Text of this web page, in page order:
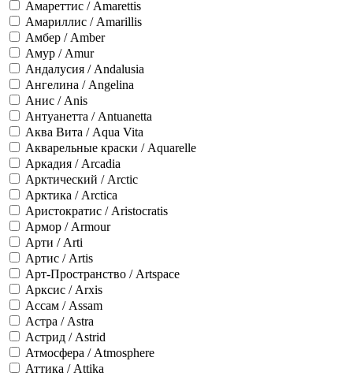
Амареттис / Amarettis
Амариллис / Amarillis
Амбер / Amber
Амур / Amur
Андалусия / Andalusia
Ангелина / Angelina
Анис / Anis
Антуанетта / Antuanetta
Аква Вита / Aqua Vita
Акварельные краски / Aquarelle
Аркадия / Arcadia
Арктический / Arctic
Арктика / Arctica
Аристократис / Aristocratis
Армор / Armour
Арти / Arti
Артис / Artis
Арт-Пространство / Artspace
Арксис / Arxis
Ассам / Assam
Астра / Astra
Астрид / Astrid
Атмосфера / Atmosphere
Аттика / Attika